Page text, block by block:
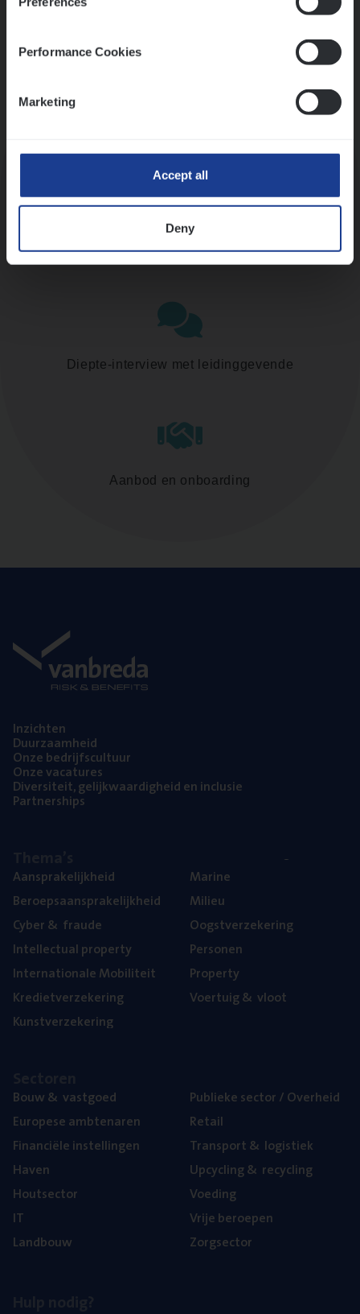
Performance Cookies
Marketing
Accept all
Deny
Assessment
Diepte-interview met leidinggevende
Aanbod en onboarding
Inzich­ten
Duur­zaam­heid
Onze bedrijfs­cul­tuur
Onze vaca­tu­res
Diver­si­teit, gelijk­waar­dig­heid en inclusie
Part­ner­ships
Aan­spra­ke­lijk­heid
Beroeps­aan­spra­ke­lijk­heid
Cyber& fraude
Intel­lec­tu­al property
Inter­na­ti­o­na­le Mobiliteit
Kre­diet­ver­ze­ke­ring
Kunst­ver­ze­ke­ring
Mari­ne
Mili­eu
Oogst­ver­ze­ke­ring
Per­so­nen
Pro­per­ty
Voer­tuig& vloot
Bouw& vastgoed
Euro­pe­se ambtenaren
Finan­ci­ë­le instellingen
Haven
Hout­sec­tor
IT
Land­bouw
Publie­ke sec­tor / Overheid
Retail
Trans­port& logistiek
Upcy­cling& recycling
Voe­ding
Vrije beroe­pen
Zorg­sec­tor